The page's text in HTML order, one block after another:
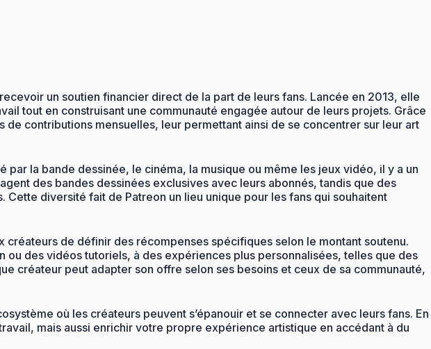
un soutien financier direct de la part de leurs fans. Lancée en 2013, elle
tout en construisant une communauté engagée autour de leurs projets. Grâce
contributions mensuelles, leur permettant ainsi de se concentrer sur leur art
la bande dessinée, le cinéma, la musique ou même les jeux vidéo, il y a un
des bandes dessinées exclusives avec leurs abonnés, tandis que des
diversité fait de Patreon un lieu unique pour les fans qui souhaitent
de définir des récompenses spécifiques selon le montant soutenu.
ou des vidéos tutoriels, à des expériences plus personnalisées, telles que des
créateur peut adapter son offre selon ses besoins et ceux de sa communauté,
où les créateurs peuvent s’épanouir et se connecter avec leurs fans. En
mais aussi enrichir votre propre expérience artistique en accédant à du